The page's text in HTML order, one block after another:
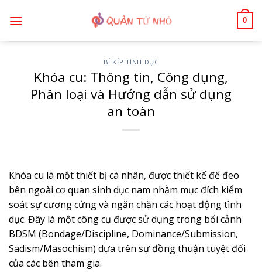
qua
0
BÍ KÍP TÌNH DỤC
Khóa cu: Thông tin, Công dụng,
Phân loại và Hướng dẫn sử dụng
an toàn
Khóa cu là một thiết bị cá nhân, được thiết kế để đeo
bên ngoài cơ quan sinh dục nam nhằm mục đích kiểm
soát sự cương cứng và ngăn chặn các hoạt động tình
dục. Đây là một công cụ được sử dụng trong bối cảnh
BDSM (Bondage/Discipline, Dominance/Submission,
Sadism/Masochism) dựa trên sự đồng thuận tuyệt đối
của các bên tham gia.